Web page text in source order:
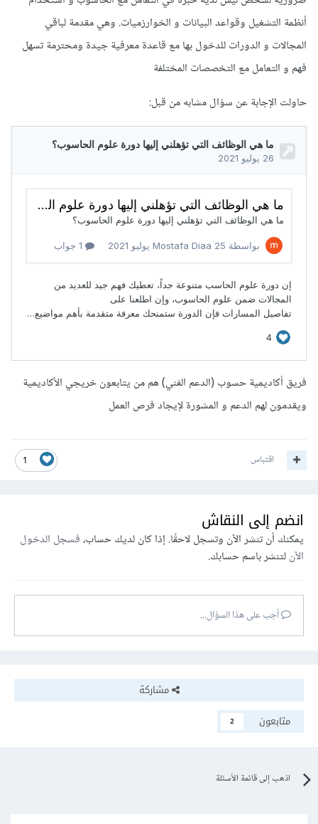
أنظمة التشغيل وقواعد البيانات و الخوارزميات. وهي مقدمة لباقي
المجالات و الدورات للدخول بها مع قاعدة معرفية جيدة ومحترمة تسهل
فهم و التعامل مع التخصصات المختلفة
حاولت الإجابة عن سؤال مشابه من قبل:
فريق أكاديمية حسوب (الدعم الفني) هم من يتابعون خريجي الأكاديمية
ويقدمون لهم الدعم و المشورة لإيجاد فرص العمل
1 اقتباس
انضم إلى النقاش
يمكنك أن تنشر الآن وتسجل لاحقًا. إذا كان لديك حساب،فسجل الدخول
الآنلتنشر باسم حسابك.
أجب على هذا السؤال...
مشاركة
متابعون
2
اذهب إلى قائمة الأسئلة